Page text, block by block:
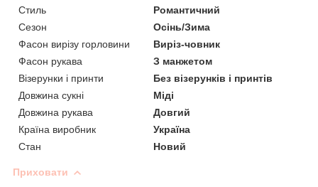
Стиль
Романтичний
Сезон
Осінь/Зима
Фасон вирізу горловини
Виріз-човник
Фасон рукава
З манжетом
Візерунки і принти
Без візерунків і принтів
Довжина сукні
Міді
Довжина рукава
Довгий
Країна виробник
Україна
Стан
Новий
Приховати